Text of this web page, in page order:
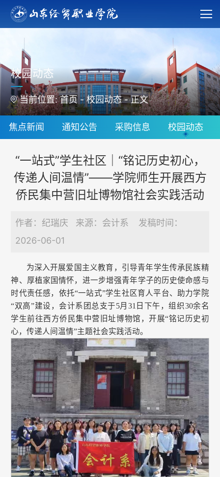
校园动态
当前位置:首页-校园动态-正文
焦点新闻 通知公告 采购信息 校园动态
“一站式”学生社区｜“铭记历史初心，
传递人间温情”——学院师生开展西方
侨民集中营旧址博物馆社会实践活动
作者：纪瑞庆 来源：会计系 发稿时间：
2026-06-01
为深入开展爱国主义教育，引导青年学生传承民族精
神、厚植家国情怀，进一步增强青年学子的历史使命感与
时代责任感，依托“一站式”学生社区育人平台、助力学院
“双高”建设，会计系团总支于5月31日下午，组织30余名
学生前往西方侨民集中营旧址博物馆，开展“铭记历史初
心，传递人间温情”主题社会实践活动。